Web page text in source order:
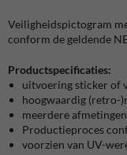
Veiligheidspictogram
conform de geldende
Productspecificaties:
uitvoering sticker of
hoogwaardig (retro-
meerdere
Productieproces
voorzien van UV-